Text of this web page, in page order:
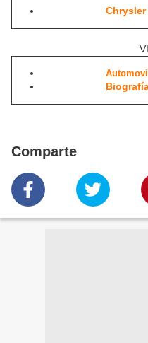
Chrysler
Comparte